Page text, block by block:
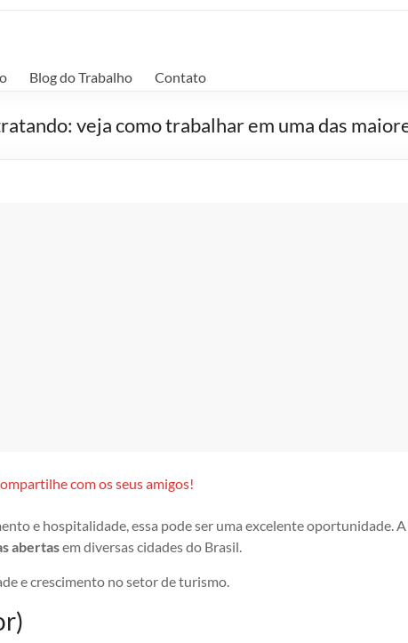
Blog do Trabalho Contato
veja como trabalhar em uma das
com os seus amigos!
e hospitalidade, essa pode ser uma excelente oportunidade.
abertasem diversas cidades do Brasil.
e crescimento no setor de turismo.